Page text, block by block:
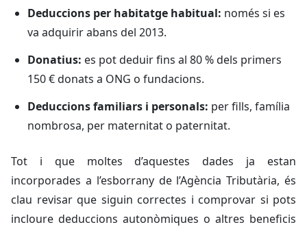
Deduccions per habitatge habitual: només si es
va adquirir abans del 2013.
Donatius: es pot deduir fins al 80 % dels primers
150 € donats a ONG o fundacions.
Deduccions familiars i personals: per fills, família
nombrosa, per maternitat o paternitat.
Tot i que moltes d’aquestes dades ja estan
incorporades a l’esborrany de l’Agència Tributària, és
clau revisar que siguin correctes i comprovar si pots
incloure deduccions autonòmiques o altres beneficis